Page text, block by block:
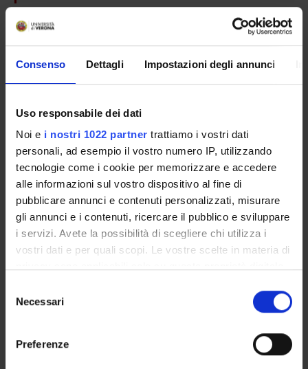
Consenso Dettagli Impostazioni degli annunci
Uso responsabile dei dati
Noi e i nostri 1022 partner trattiamo i vostri dati
personali, ad esempio il vostro numero IP, utilizzando
tecnologie come i cookie per memorizzare e accedere
alle informazioni sul vostro dispositivo al fine di
pubblicare annunci e contenuti personalizzati, misurare
gli annunci e i contenuti, ricercare il pubblico e sviluppare
i servizi. Avete la possibilità di scegliere chi utilizza i
vostri dati e per quali scopi. Le vostre scelte in materia di
modificare o revocare il proprio consenso in qualsiasi
momento dalla Dichiarazione sui cookie o facendo clic
delNecessari
Preferenze
Silvia Pogliaghi
Incaricato alla ricerca
Matteo Rizzo
Alessandra Scarton
AREE DI RICERCA COINVOLTE DAL PROGETTO
Physiology
Respiratory System (DDSP)
Respiratory System (DM) (DM)
Respiratory System (DNBM) (DNBM)
Sport Sciences (DM)